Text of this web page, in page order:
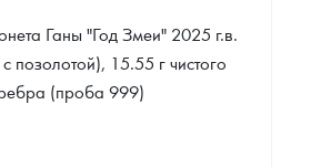
Ганы "Год Змеи" 2025 г.в.
позолотой), 15.55 г чистого
(проба 999)